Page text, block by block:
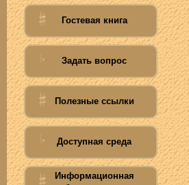
Гостевая книга
Задать вопрос
Полезные ссылки
Доступная среда
Информационная